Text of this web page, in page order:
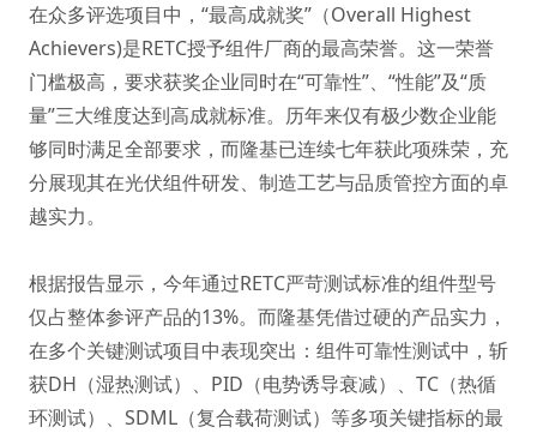
在众多评选项目中，“最高成就奖”（Overall Highest
Achievers)是RETC授予组件厂商的最高荣誉。这一荣誉
门槛极高，要求获奖企业同时在“可靠性”、“性能”及“质
量”三大维度达到高成就标准。历年来仅有极少数企业能
够同时满足全部要求，而隆基已连续七年获此项殊荣，充
分展现其在光伏组件研发、制造工艺与品质管控方面的卓
越实力。
根据报告显示，今年通过RETC严苛测试标准的组件型号
仅占整体参评产品的13%。而隆基凭借过硬的产品实力，
在多个关键测试项目中表现突出：组件可靠性测试中，斩
获DH（湿热测试）、PID（电势诱导衰减）、TC（热循
环测试）、SDML（复合载荷测试）等多项关键指标的最